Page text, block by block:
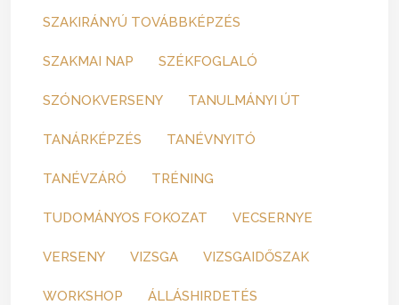
SZAKIRÁNYÚ TOVÁBBKÉPZÉS
SZAKMAI NAP SZÉKFOGLALÓ
SZÓNOKVERSENY TANULMÁNYI ÚT
TANÁRKÉPZÉS TANÉVNYITÓ
TANÉVZÁRÓ TRÉNING
TUDOMÁNYOS FOKOZAT VECSERNYE
VERSENY VIZSGA VIZSGAIDŐSZAK
WORKSHOP ÁLLÁSHIRDETÉS